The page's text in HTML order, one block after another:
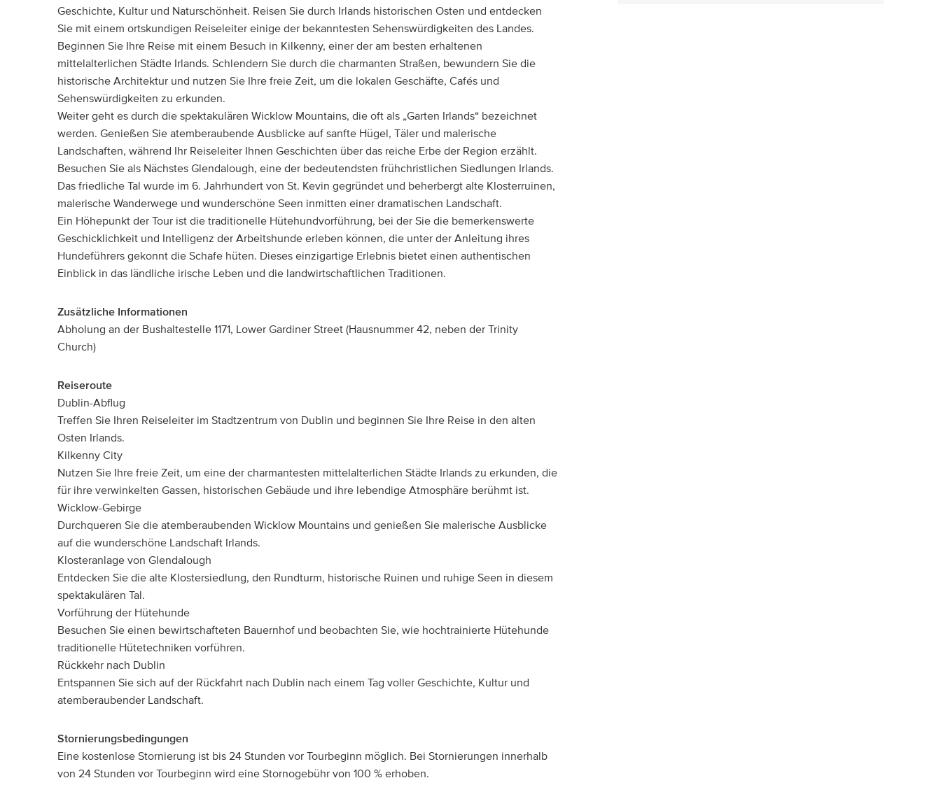
Geschichte, Kultur und Naturschönheit. Reisen Sie durch Irlands historischen Osten und entdecken
Sie mit einem ortskundigen Reiseleiter einige der bekanntesten Sehenswürdigkeiten des Landes.
Beginnen Sie Ihre Reise mit einem Besuch in Kilkenny, einer der am besten erhaltenen
mittelalterlichen Städte Irlands. Schlendern Sie durch die charmanten Straßen, bewundern Sie die
historische Architektur und nutzen Sie Ihre freie Zeit, um die lokalen Geschäfte, Cafés und
Sehenswürdigkeiten zu erkunden.
Weiter geht es durch die spektakulären Wicklow Mountains, die oft als „Garten Irlands“ bezeichnet
werden. Genießen Sie atemberaubende Ausblicke auf sanfte Hügel, Täler und malerische
Landschaften, während Ihr Reiseleiter Ihnen Geschichten über das reiche Erbe der Region erzählt.
Besuchen Sie als Nächstes Glendalough, eine der bedeutendsten frühchristlichen Siedlungen Irlands.
Das friedliche Tal wurde im 6. Jahrhundert von St. Kevin gegründet und beherbergt alte Klosterruinen,
malerische Wanderwege und wunderschöne Seen inmitten einer dramatischen Landschaft.
Ein Höhepunkt der Tour ist die traditionelle Hütehundvorführung, bei der Sie die bemerkenswerte
Geschicklichkeit und Intelligenz der Arbeitshunde erleben können, die unter der Anleitung ihres
Hundeführers gekonnt die Schafe hüten. Dieses einzigartige Erlebnis bietet einen authentischen
Einblick in das ländliche irische Leben und die landwirtschaftlichen Traditionen.
Zusätzliche Informationen
Abholung an der Bushaltestelle 1171, Lower Gardiner Street (Hausnummer 42, neben der Trinity
Church)
Reiseroute
Dublin-Abflug
Treffen Sie Ihren Reiseleiter im Stadtzentrum von Dublin und beginnen Sie Ihre Reise in den alten
Osten Irlands.
Kilkenny City
Nutzen Sie Ihre freie Zeit, um eine der charmantesten mittelalterlichen Städte Irlands zu erkunden, die
für ihre verwinkelten Gassen, historischen Gebäude und ihre lebendige Atmosphäre berühmt ist.
Wicklow-Gebirge
Durchqueren Sie die atemberaubenden Wicklow Mountains und genießen Sie malerische Ausblicke
auf die wunderschöne Landschaft Irlands.
Klosteranlage von Glendalough
Entdecken Sie die alte Klostersiedlung, den Rundturm, historische Ruinen und ruhige Seen in diesem
spektakulären Tal.
Vorführung der Hütehunde
Besuchen Sie einen bewirtschafteten Bauernhof und beobachten Sie, wie hochtrainierte Hütehunde
traditionelle Hütetechniken vorführen.
Rückkehr nach Dublin
Entspannen Sie sich auf der Rückfahrt nach Dublin nach einem Tag voller Geschichte, Kultur und
atemberaubender Landschaft.
Stornierungsbedingungen
Eine kostenlose Stornierung ist bis 24 Stunden vor Tourbeginn möglich. Bei Stornierungen innerhalb
von 24 Stunden vor Tourbeginn wird eine Stornogebühr von 100 % erhoben.